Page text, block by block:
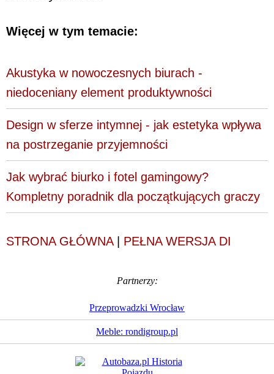
Więcej w tym temacie:
Akustyka w nowoczesnych biurach -
niedoceniany element produktywności
Design w sferze intymnej - jak estetyka wpływa
na postrzeganie przyjemności
Jak wybrać biurko i fotel gamingowy?
Kompletny poradnik dla początkujących graczy
STRONA GŁÓWNA| PEŁNA WERSJA DI
Partnerzy:
Przeprowadzki Wrocław
Meble: rondigroup.pl